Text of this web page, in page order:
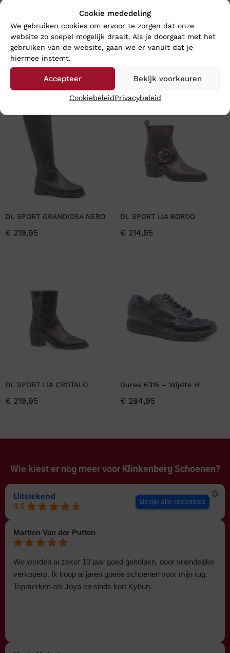
Cookie mededeling
We gebruiken cookies om ervoor te zorgen dat onze
website zo soepel mogelijk draait. Als je doorgaat met het
gebruiken van de website, gaan we er vanuit dat je
hiermee instemt.
Accepteer Bekijk voorkeuren
CookiebeleidPrivacybeleid
En wat vind u van deze?
DL SPORT GRANDIOSA NERO
€ 219,95
DL SPORT LIA BORDO
€ 214,95
DL SPORT LIA CROTALO
€ 219,95
Durea 6315 – Wijdte H
€ 284,95
Wie kiest er nog meer voor Klinkenberg Schoenen?
Uitstekend
4.6
Bekijk alle recensies
Martien Van der Putten
We worden al zeker 10 jaar goed geholpen, door vriendelijke
verkopers. Ik koop al jaren goede schoenen voor mijn rug.
Topmerken als Joya en sinds kort Kybun.